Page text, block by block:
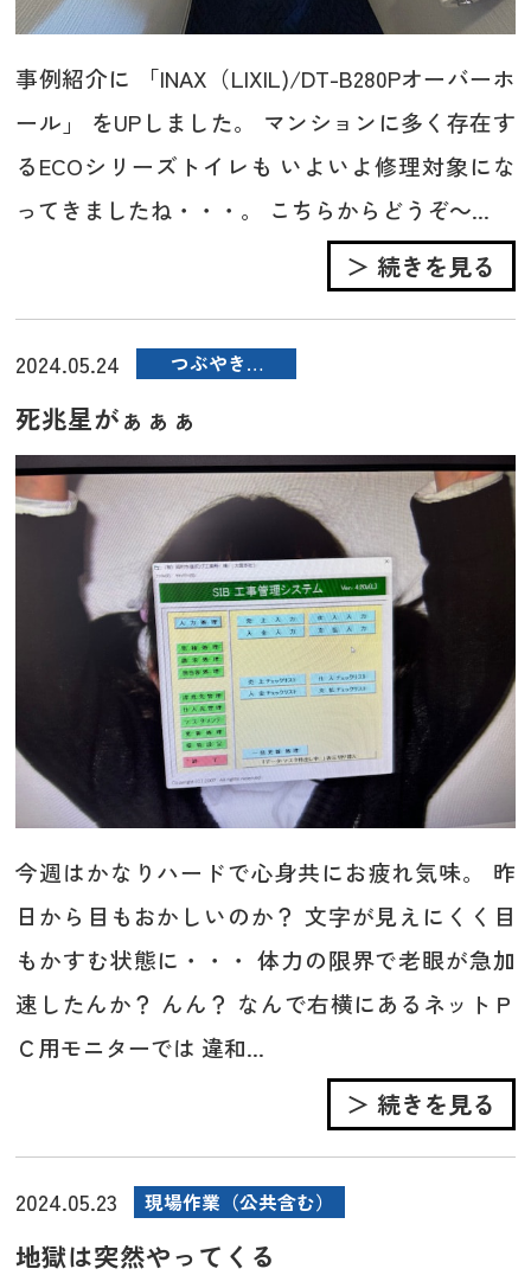
事例紹介に 「INAX（LIXIL)/DT-B280Pオーバーホ
ール」 をUPしました。 マンションに多く存在す
るECOシリーズトイレも いよいよ修理対象にな
ってきましたね・・・。 こちらからどうぞ～...
＞ 続きを見る
2024.05.24 つぶやき…
死兆星がぁぁぁ
今週はかなりハードで心身共にお疲れ気味。 昨
日から目もおかしいのか？ 文字が見えにくく目
もかすむ状態に・・・ 体力の限界で老眼が急加
速したんか？ んん？ なんで右横にあるネットＰ
Ｃ用モニターでは 違和...
＞ 続きを見る
2024.05.23 現場作業（公共含む）
地獄は突然やってくる